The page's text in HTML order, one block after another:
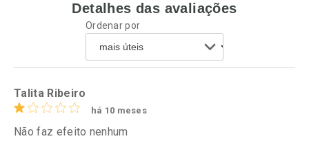
Ativar Desconto
Comprar sem Desconto
Por R$ 64,79/cada
Comprar sem Desconto
Ativar Desconto
Comprar sem Desconto
Por R$ 55,99/cada
Detalhes das avaliações
Ordenar por
Talita Ribeiro
há 10 meses
Não faz efeito nenhum